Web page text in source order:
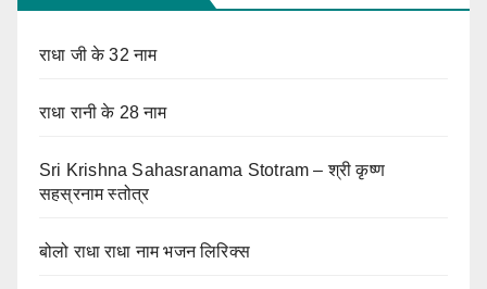
राधा जी के 32 नाम
राधा रानी के 28 नाम
Sri Krishna Sahasranama Stotram – श्री कृष्ण
सहस्रनाम स्तोत्र
बोलो राधा राधा नाम भजन लिरिक्स